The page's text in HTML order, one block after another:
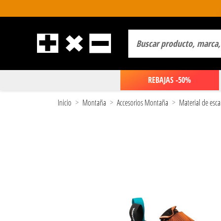
REBAJAS -50%
Inicio Montaña Accesorios Montaña Material de